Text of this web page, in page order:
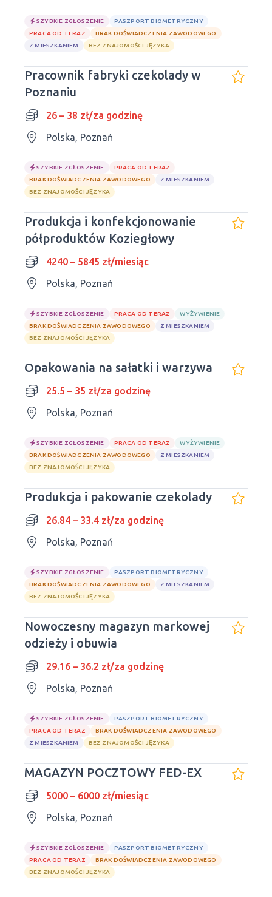
SZYBKIE ZGŁOSZENIE
PASZPORT BIOMETRYCZNY
PRACA OD TERAZ
BRAK DOŚWIADCZENIA ZAWODOWEGO
Z MIESZKANIEM
BEZ ZNAJOMOŚCI JĘZYKA
Pracownik fabryki czekolady w
Poznaniu
26 – 38 zł/za godzinę
Polska, Poznań
SZYBKIE ZGŁOSZENIE
PRACA OD TERAZ
BRAK DOŚWIADCZENIA ZAWODOWEGO
Z MIESZKANIEM
BEZ ZNAJOMOŚCI JĘZYKA
Produkcja i konfekcjonowanie
półproduktów Koziegłowy
4240 – 5845 zł/miesiąc
Polska, Poznań
SZYBKIE ZGŁOSZENIE PRACA OD TERAZ
WYŻYWIENIE
BRAK DOŚWIADCZENIA ZAWODOWEGO
Z MIESZKANIEM
BEZ ZNAJOMOŚCI JĘZYKA
Opakowania na sałatki i warzywa
25.5 – 35 zł/za godzinę
Polska, Poznań
SZYBKIE ZGŁOSZENIE PRACA OD TERAZ
WYŻYWIENIE
BRAK DOŚWIADCZENIA ZAWODOWEGO
Z MIESZKANIEM
BEZ ZNAJOMOŚCI JĘZYKA
Produkcja i pakowanie czekolady
26.84 – 33.4 zł/za godzinę
Polska, Poznań
SZYBKIE ZGŁOSZENIE
PASZPORT BIOMETRYCZNY
BRAK DOŚWIADCZENIA ZAWODOWEGO
Z MIESZKANIEM
BEZ ZNAJOMOŚCI JĘZYKA
Nowoczesny magazyn markowej
odzieży i obuwia
29.16 – 36.2 zł/za godzinę
Polska, Poznań
SZYBKIE ZGŁOSZENIE
PASZPORT BIOMETRYCZNY
PRACA OD TERAZ
BRAK DOŚWIADCZENIA ZAWODOWEGO
Z MIESZKANIEM
BEZ ZNAJOMOŚCI JĘZYKA
MAGAZYN POCZTOWY FED-EX
5000 – 6000 zł/miesiąc
Polska, Poznań
SZYBKIE ZGŁOSZENIE
PASZPORT BIOMETRYCZNY
PRACA OD TERAZ
BRAK DOŚWIADCZENIA ZAWODOWEGO
BEZ ZNAJOMOŚCI JĘZYKA